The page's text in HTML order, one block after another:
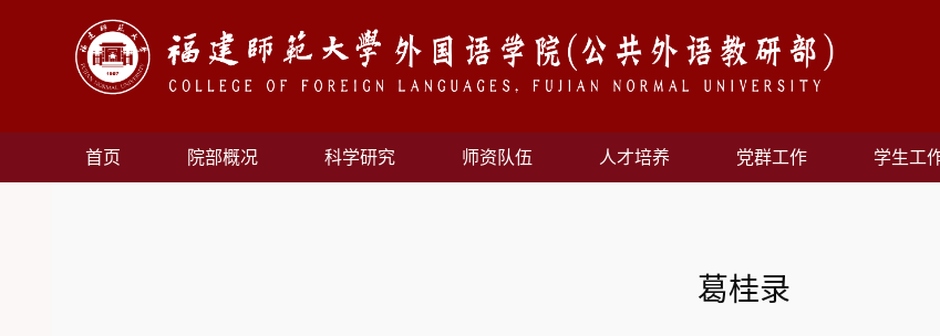
首页 院部概况 科学研究 师资队伍 人才培养 党群工作 学生工
葛桂录